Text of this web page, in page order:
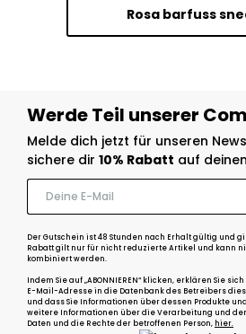
Rosa barfuss
Werde Teil unserer
Melde dich jetzt für unseren
sichere dir 10% Rabatt auf
Der Gutschein ist 48 Stunden nach Erhalt gültig und
Rabatt gilt nur für nicht reduzierte Artikel und kann
kombiniert werden.
Indem Sie auf „ABONNIEREN“ klicken, erklären Sie
E-Mail-Adresse in die Datenbank des Betreibers
und dass Sie Informationen über dessen Produkte
weitere Informationen über die Verarbeitung und
Daten und die Rechte der betroffenen Person, hier.